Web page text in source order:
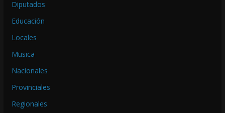
Diputados
Educación
Locales
Musica
Nacionales
Provinciales
Regionales